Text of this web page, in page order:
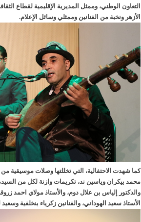
التعاون الوطني، وممثل المديرية الإقليمية لقطاع
الأزهر ونخبة من الفنانين وممثلي وسائل الإعلام.
كما شهدت الاحتفالية، التي تخللتها وصلات موسيقية
محمد بيكران وياسين ند، تكريمات وازنة لكل من السيدة
والدكتور إلياس بن علال دوم، والأستاذ مولاي احمد
الأستاذ سعيد الهوداني، والفنانين زكرياء بنخلفية